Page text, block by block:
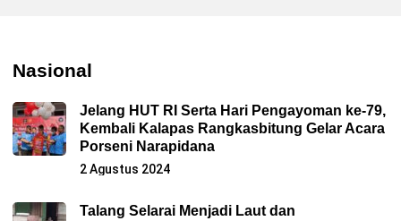
Nasional
Jelang HUT RI Serta Hari Pengayoman ke-79,
Kembali Kalapas Rangkasbitung Gelar Acara
Porseni Narapidana
2 Agustus 2024
Talang Selarai Menjadi Laut dan